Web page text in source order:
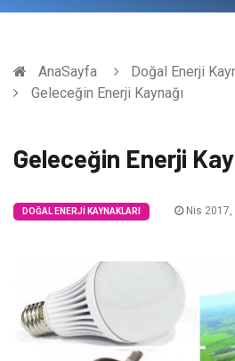
AnaSayfa
Doğal Enerji
Geleceğin Enerji Kaynağı
Geleceğin Enerji
DOĞAL ENERJI KAYNAKLARI Nis 2017,